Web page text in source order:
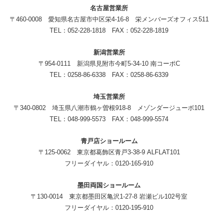
名古屋営業所
〒460-0008 愛知県名古屋市中区栄4-16-8 栄メンバーズオフィス511
TEL：052-228-1818 FAX：052-228-1819
新潟営業所
〒954-0111 新潟県見附市今町5-34-10 南コーポC
TEL：0258-86-6338 FAX：0258-86-6339
埼玉営業所
〒340-0802 埼玉県八潮市鶴ヶ曽根918-8 メゾンダージューボ101
TEL：048-999-5573 FAX：048-999-5574
青戸店ショールーム
〒125-0062 東京都葛飾区青戸3-38-9 ALFLAT101
フリーダイヤル：0120-165-910
墨田両国ショールーム
〒130-0014 東京都墨田区亀沢1-27-8 岩瀬ビル102号室
フリーダイヤル：0120-195-910